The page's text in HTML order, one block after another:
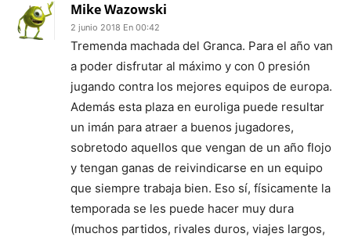
Mike Wazowski
2 junio 2018 En 00:42
Tremenda machada del Granca. Para el año van
a poder disfrutar al máximo y con 0 presión
jugando contra los mejores equipos de europa.
Además esta plaza en euroliga puede resultar
un imán para atraer a buenos jugadores,
sobretodo aquellos que vengan de un año flojo
y tengan ganas de reivindicarse en un equipo
que siempre trabaja bien. Eso sí, físicamente la
temporada se les puede hacer muy dura
(muchos partidos, rivales duros, viajes largos,